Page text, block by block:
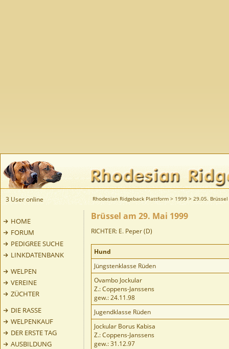
3 User online Rhodesian Ridgeback Plattform > 1999 > 29.05. Brüssel
HOME
FORUM
PEDIGREE SUCHE
LINKDATENBANK
WELPEN
VEREINE
ZÜCHTER
DIE RASSE
WELPENKAUF
DER ERSTE TAG
AUSBILDUNG
Brüssel am 29. Mai 1999
RICHTER: E. Peper (D)
Hund
Jüngstenklasse Rüden
Ovambo Jockular
Z.: Coppens-Janssens
gew.: 24.11.98
Jugendklasse Rüden
Jockular Borus Kabisa
Z.: Coppens-Janssens
gew.: 31.12.97